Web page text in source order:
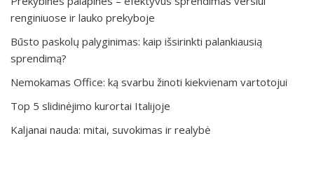
renginiuose ir lauko prekyboje
Būsto paskolų palyginimas: kaip išsirinkti palankiausią
sprendimą?
Nemokamas Office: ką svarbu žinoti kiekvienam vartotojui
Top 5 slidinėjimo kurortai Italijoje
Kaljanai nauda: mitai, suvokimas ir realybė